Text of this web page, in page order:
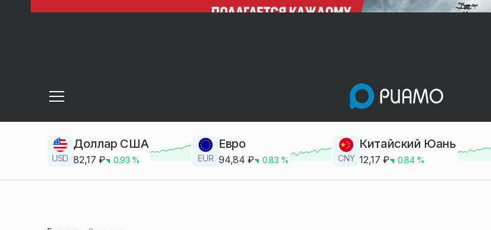
USD
Доллар США
82,17 ₽ 0.93 % EUR
Евро
94,84 ₽ 0.83 % CNY
Китайский Юань
12,17 ₽ 0.84%